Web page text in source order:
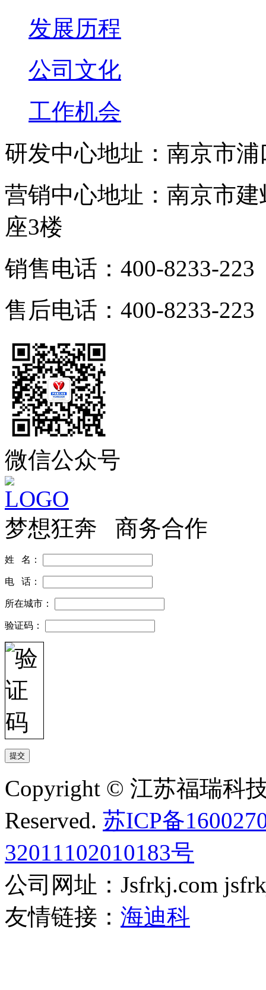
发展历程
公司文化
工作机会
研发中心地址：南京市
营销中心地址：南京市
座3楼
销售电话：400-8233-223
售后电话：400-8233-223
微信公众号
梦想狂奔 商务合作
姓 名：
电 话：
所在城市：
验证码：
Copyright © 江苏福瑞科
Reserved. 苏ICP备
32011102010183号
公司网址：Jsfrkj.com
友情链接： 海迪科